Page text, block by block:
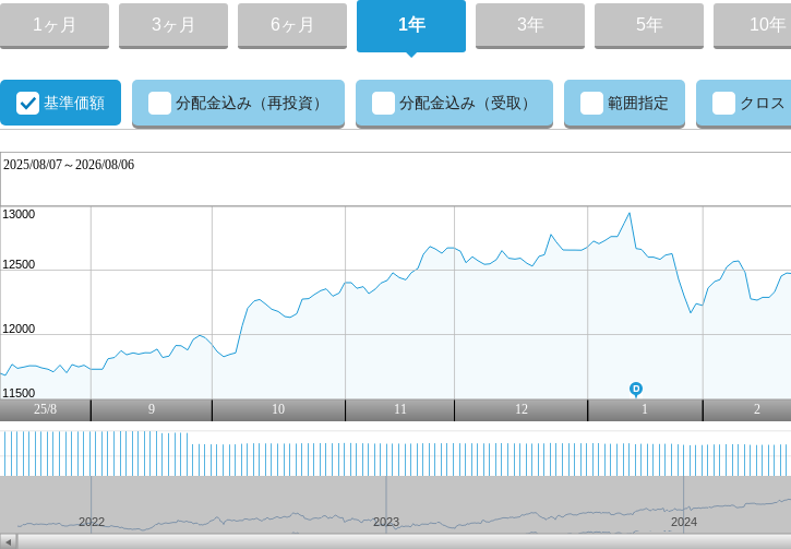
1ヶ月 3ヶ月 6ヶ月 1年 3年 5年 10年
基準価額 分配金込み（再投資） 分配金込み（受取） 範囲指定 クロス